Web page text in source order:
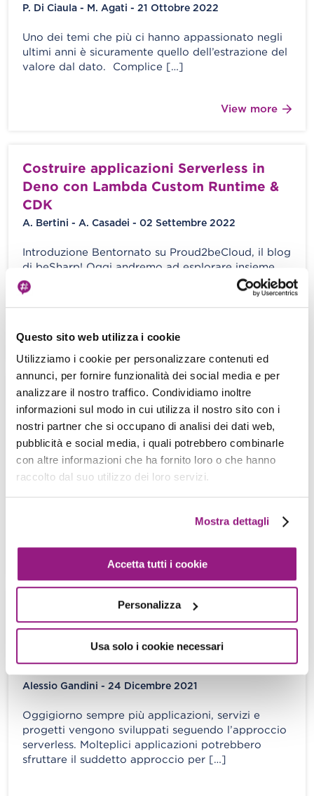
Questo sito web utilizza i cookie
Utilizziamo i cookie per personalizzare contenuti ed
annunci, per fornire funzionalità dei social media e per
analizzare il nostro traffico. Condividiamo inoltre
informazioni sul modo in cui utilizza il nostro sito con i
nostri partner che si occupano di analisi dei dati web,
pubblicità e social media, i quali potrebbero combinarle
con altre informazioni che ha fornito loro o che hanno
raccolto dal suo utilizzo dei loro servizi.
Mostra dettagli
Accetta tutti i cookie
Personalizza
Usa solo i cookie necessari
P. Di Ciaula - M. Agati - 21 Ottobre 2022
Uno dei temi che più ci hanno appassionato negli
ultimi anni è sicuramente quello dell’estrazione del
valore dal dato. Complice […]
View more
Costruire applicazioni Serverless in
Deno con Lambda Custom Runtime &
CDK
A. Bertini - A. Casadei - 02 Settembre 2022
Introduzione Bentornato su Proud2beCloud, il blog
di beSharp! Oggi andremo ad esplorare insieme
alcune possibilità offerte dal mondo Cloud
concentrandoci […]
Come costruire un URL shortener
completamente Serverless utilizzando
solo una manciata di servizi AWS
Al giorno d’oggi, sfruttare a pieno le potenzialità
del cloud è essenziale per realizzare progetti
Migrazione graduale e refactoring di
applicazioni verso l’approccio
serverless attraverso l’utilizzo di
Amazon API Gateway
Alessio Gandini - 24 Dicembre 2021
Oggigiorno sempre più applicazioni, servizi e
progetti vengono sviluppati seguendo l’approccio
serverless. Molteplici applicazioni potrebbero
sfruttare il suddetto approccio per […]